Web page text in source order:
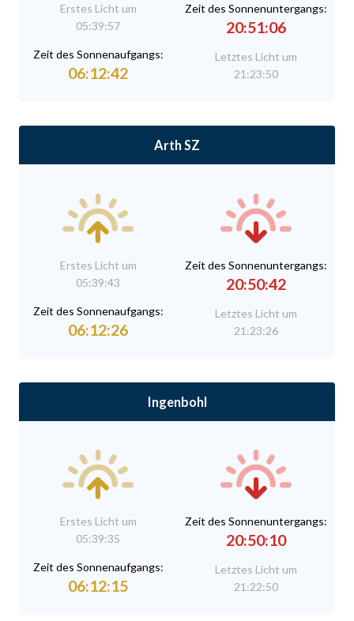
Erstes Licht um
05:39:57
Zeit des Sonnenaufgangs:
06:12:42
Zeit des Sonnenuntergangs:
20:51:06
Letztes Licht um
21:23:50
Arth SZ
Erstes Licht um
05:39:43
Zeit des Sonnenaufgangs:
06:12:26
Zeit des Sonnenuntergangs:
20:50:42
Letztes Licht um
21:23:26
Ingenbohl
Erstes Licht um
05:39:35
Zeit des Sonnenaufgangs:
06:12:15
Zeit des Sonnenuntergangs:
20:50:10
Letztes Licht um
21:22:50